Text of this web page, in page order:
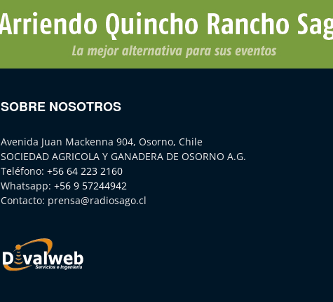
SOBRE NOSOTROS
Avenida Juan Mackenna 904, Osorno, Chile
SOCIEDAD AGRICOLA Y GANADERA DE OSORNO A.G.
Teléfono: +56 64 223 2160
Whatsapp: +56 9 57244942
Contacto: prensa@radiosago.cl